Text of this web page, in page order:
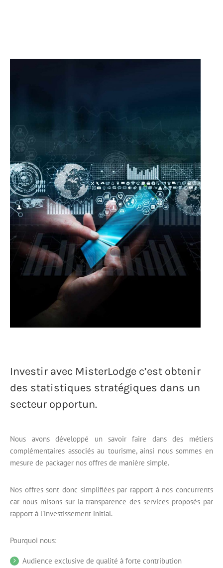
Investir avec MisterLodge c’est obtenir
des statistiques stratégiques dans un
secteur opportun.
Nous avons développé un savoir faire dans des métiers
complémentaires associés au tourisme, ainsi nous sommes en
mesure de packager nos offres de manière simple.
Nos offres sont donc simplifiées par rapport à nos concurrents
car nous misons sur la transparence des services proposés par
rapport à l’investissement initial.
Pourquoi nous:
Audience exclusive de qualité à forte contribution